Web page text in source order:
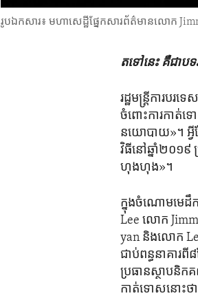
រូបឯកសារ៖ មហាសេដ្ឋី​ផ្នែក​សារព័ត៌មាន​លោក
តទៅ​នេះ​ គឺ​ជា​ប
រដ្ឋមន្ត្រីការ​ប
ចំពោះ​ការ​កាត់
នយោបាយ»។ អ្វី​
វិធី​នៅ​ឆ្នាំ​២០១៩​
ហុងហុង»។​
ក្នុងចំណោម​មេដឹ
Lee លោក
yan និង​លោក
ជាប់​ពន្ធនាគារ​
ប្រធាន​ស្ថាបនិក​
កាត់ទោស​នោះ​ថ